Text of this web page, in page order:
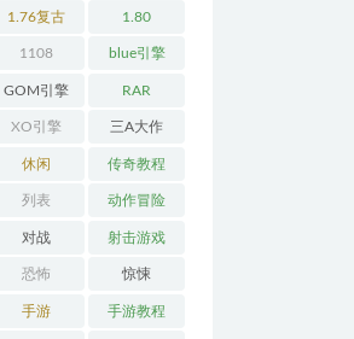
1.76复古 1.80
1108 blue引擎
GOM引擎 RAR
XO引擎 三A大作
休闲 传奇教程
列表 动作冒险
对战 射击游戏
恐怖 惊悚
手游 手游教程